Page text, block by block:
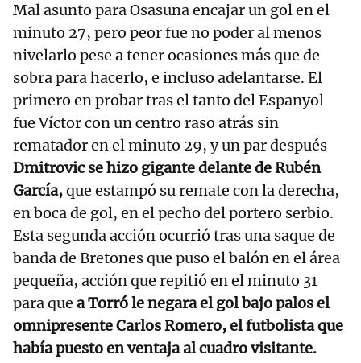
Mal asunto para Osasuna encajar un gol en el
minuto 27, pero peor fue no poder al menos
nivelarlo pese a tener ocasiones más que de
sobra para hacerlo, e incluso adelantarse. El
primero en probar tras el tanto del Espanyol
fue Víctor con un centro raso atrás sin
rematador en el minuto 29, y un par después
Dmitrovic se hizo gigante delante de Rubén
García,que estampó su remate con la derecha,
en boca de gol, en el pecho del portero serbio.
Esta segunda acción ocurrió tras una saque de
banda de Bretones que puso el balón en el área
pequeña, acción que repitió en el minuto 31
para que a Torró le negara el gol bajo palos el
omnipresente Carlos Romero, el futbolista que
había puesto en ventaja al cuadro visitante.